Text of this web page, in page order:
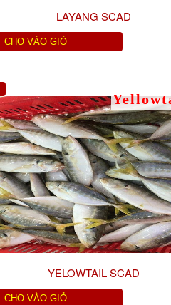
LAYANG SCAD
CHO VÀO GIỎ
YELOWTAIL SCAD
CHO VÀO GIỎ